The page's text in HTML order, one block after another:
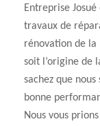
Entreprise
travaux de
rénovation de la
soit l’origine de
sachez que
bonne
Nous vous